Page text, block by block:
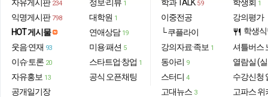
자유게시판 234
익명게시판 798
HOT 게시물
웃음·연재 93
이슈·토론 20
자유홍보 13
공개일기장
정보·리뷰 1
대학원 1
연애상담 19
미용·패션 5
스타트업·창업 1
공식 오픈채팅
학과 TALK 59
이중전공
└ 쿠플라이
강의자료·족보 1
동아리 9
스터디 4
고대뉴스 3
학생회 1
강의평가
restaurant 학생
셔틀버스
열람실 (
수강신청
고파스 위